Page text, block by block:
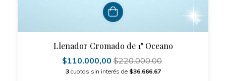
Llenador Cromado de 1" Oceano
$110.000,00$220.000,00
3 cuotas sin interés de $36.666,67